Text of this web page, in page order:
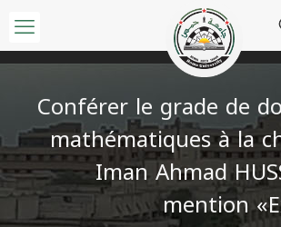
Conférer le grade de
mathématiques à la
Iman Ahmad
mention